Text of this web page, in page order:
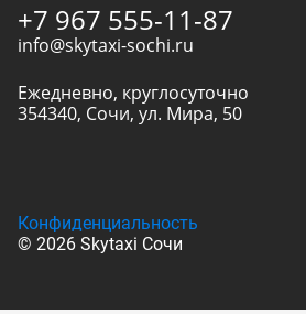
+7 967 555-11-87
info@skytaxi-sochi.ru
Ежедневно, круглосуточно
354340, Сочи, ул. Мира, 50
© 2026 Skytaxi Сочи
Конфиденциальность